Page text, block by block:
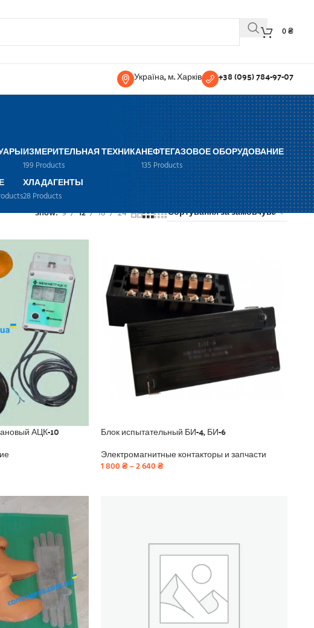
0₴
Україна, м. Харків +38 (095) 784-97-07
ИЗМЕРИТЕЛЬНАЯ ТЕХНИКА
199 Products
НЕФТЕГАЗОВОЕ ОБОРУДОВАНИЕ
135 Products
ХЛАДАГЕНТЫ
28 Products
Show 9 12 18 24
АЦК-10 Блок испытательный БИ-4, БИ-6
Электромагнитные контакторы и запчасти
1 800₴–2 640₴